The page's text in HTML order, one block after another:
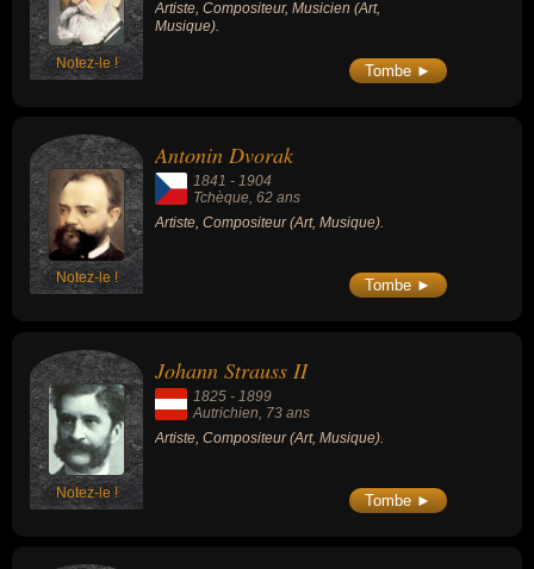
Notez-le !
Artiste, Compositeur, Musicien (Art,
Musique).
Tombe ►
Notez-le !
Antonin Dvorak
1841 - 1904
Tchèque, 62 ans
Artiste, Compositeur (Art, Musique).
Tombe ►
Notez-le !
Johann Strauss II
1825 - 1899
Autrichien, 73 ans
Artiste, Compositeur (Art, Musique).
Tombe ►